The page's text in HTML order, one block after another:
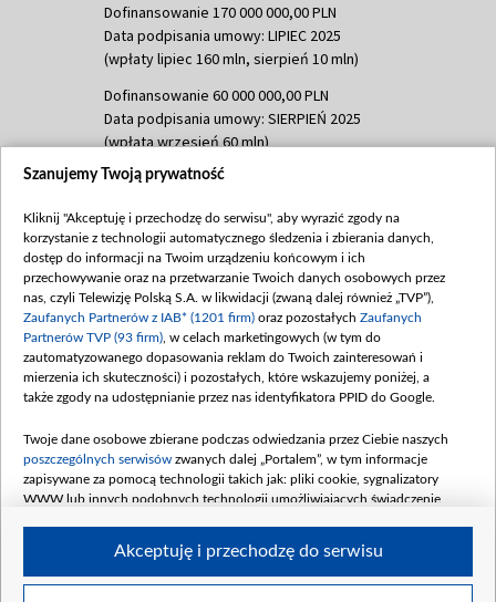
Dofinansowanie 170 000 000,00 PLN
Data podpisania umowy: LIPIEC 2025
(wpłaty lipiec 160 mln, sierpień 10 mln)
Dofinansowanie 60 000 000,00 PLN
Data podpisania umowy: SIERPIEŃ 2025
(wpłata wrzesień 60 mln)
Dofinansowanie 635 783 051,21 PLN
(wpłata wrzesień 100 mln, październik 350
mln, listopad 265 mln)
Dofinansowanie 48 862 000,00 PLN
Data podpisania umowy: GRUDZIEŃ 2025
(wpłata grudzień 60,548 mln)
Dofinansowanie 900 000 000,00 PLN
Data podpisania umowy: LUTY 2026 (wpłata
kwiecień 180 mln, 7 maja 180 mln, 8
czerwca 90 mln)
Dofinansowanie 250 000 000,00 PLN
4 sierpnia 250 mln
Szanujemy Twoją prywatność
Kliknij "Akceptuję i przechodzę do serwisu", aby wyrazić zgody na
korzystanie z technologii automatycznego śledzenia i zbierania danych,
dostęp do informacji na Twoim urządzeniu końcowym i ich
przechowywanie oraz na przetwarzanie Twoich danych osobowych przez
nas, czyli Telewizję Polską S.A. w likwidacji (zwaną dalej również „TVP”),
Zaufanych Partnerów z IAB* (1201 firm) oraz pozostałych Zaufanych
Partnerów TVP (93 firm) , w celach marketingowych (w tym do
zautomatyzowanego dopasowania reklam do Twoich zainteresowań i
mierzenia ich skuteczności) i pozostałych, które wskazujemy poniżej, a
także zgody na udostępnianie przez nas identyfikatora PPID do Google.
Twoje dane osobowe zbierane podczas odwiedzania przez Ciebie naszych
poszczególnych serwisów zwanych dalej „Portalem”, w tym informacje
zapisywane za pomocą technologii takich jak: pliki cookie, sygnalizatory
WWW lub innych podobnych technologii umożliwiających świadczenie
Akceptuję i przechodzę do serwisu